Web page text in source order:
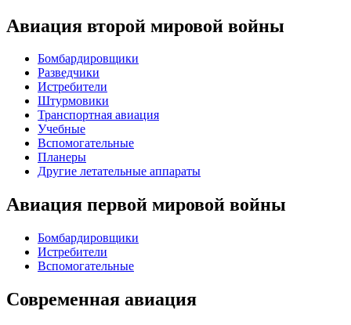
Авиация второй мировой войны
Бомбардировщики
Разведчики
Истребители
Штурмовики
Транспортная авиация
Учебные
Вспомогательные
Планеры
Другие летательные аппараты
Авиация первой мировой войны
Бомбардировщики
Истребители
Вспомогательные
Современная авиация